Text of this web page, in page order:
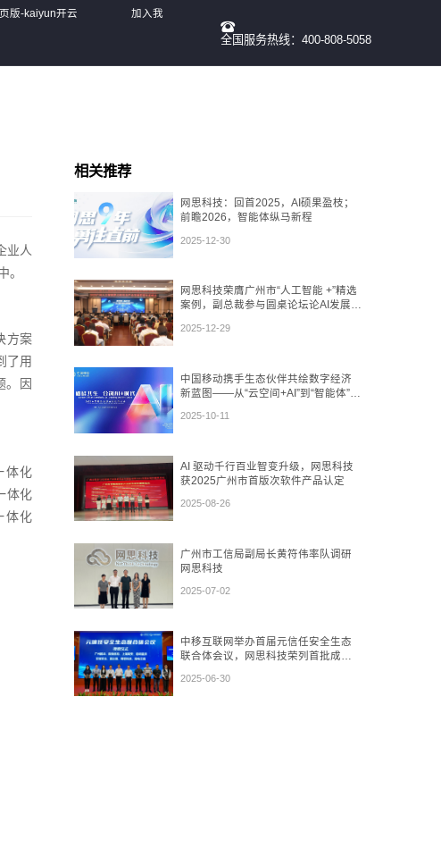
版-kaiyun开云 加入我
全国服务热线：400-808-5058
业人
。
方案
了用
。因
体化
体化
体化
相关推荐
网思科技：回首2025，AI硕果盈枝；
前瞻2026，智能体纵马新程
2025-12-30
网思科技荣膺广州市“人工智能 +”精选
案例，副总裁参与圆桌论坛论AI发展态
2025-12-29
中国移动携手生态伙伴共绘数字经济
新蓝图——从“云空间+AI”到“智能体”，
2025-10-11
AI 驱动千行百业智变升级，网思科技
获2025广州市首版次软件产品认定
2025-08-26
广州市工信局副局长黄符伟率队调研
网思科技
2025-07-02
中移互联网举办首届元信任安全生态
联合体会议，网思科技荣列首批成员
2025-06-30